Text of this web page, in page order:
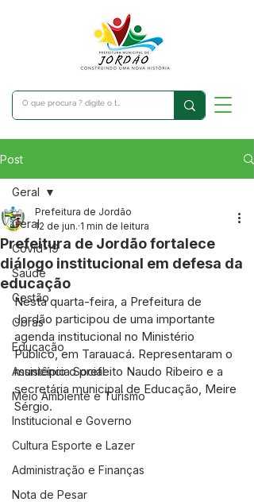
Post
Geral
Covid-19
Saúde
Gestão
Obras
Educação
Assistência Social
Meio Ambiente e Turismo
Institucional e Governo
Cultura Esporte e Lazer
Administração e Finanças
Nota de Pesar
Geral
Prefeitura de Jordão fortalece
diálogo institucional em defesa da
educação
Prefeitura de Jordão
12 de jun. 1 min de leitura
Nesta quarta-feira, a Prefeitura de
Jordão participou de uma importante
agenda institucional no Ministério
Público, em Tarauacá. Representaram o
município o prefeito Naudo Ribeiro e a
secretária municipal de Educação, Meire
Sérgio.